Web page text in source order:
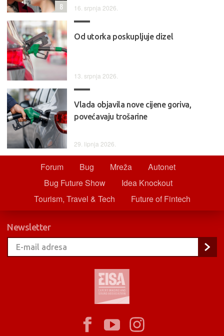
16. srpnja 2026.
8
Od utorka poskupljuje dizel
13. srpnja 2026.
Vlada objavila nove cijene goriva,
povećavaju trošarine
29. lipnja 2026.
Forum Bug Mreža
Autonet
Bug Future Show
Idea Knockout
Tourism, Travel & Tech
Future of Fintech
Newsletter